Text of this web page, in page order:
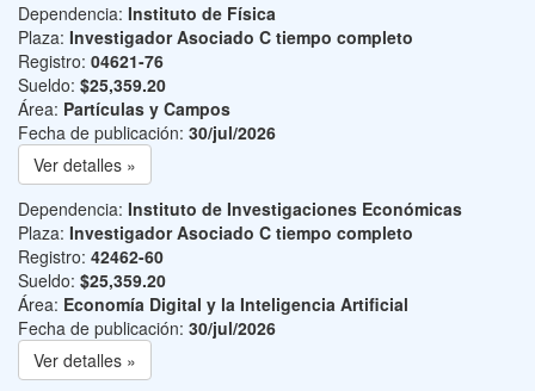
Dependencia: Instituto de Física
Plaza: Investigador Asociado C tiempo completo
Registro: 04621-76
Sueldo: $25,359.20
Área: Partículas y Campos
Fecha de publicación: 30/jul/2026
Ver detalles »
Dependencia: Instituto de Investigaciones Económicas
Plaza: Investigador Asociado C tiempo completo
Registro: 42462-60
Sueldo: $25,359.20
Área: Economía Digital y la Inteligencia Artificial
Fecha de publicación: 30/jul/2026
Ver detalles »